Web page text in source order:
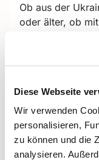
Diese Webseite
Wir verwenden
personalisieren,
zu können und die
analysieren.
Ob aus der
oder älter, ob
Bei Fragen
unter:
Ми в'яжемо